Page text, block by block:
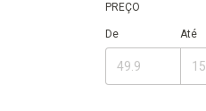
PREÇO
De Até